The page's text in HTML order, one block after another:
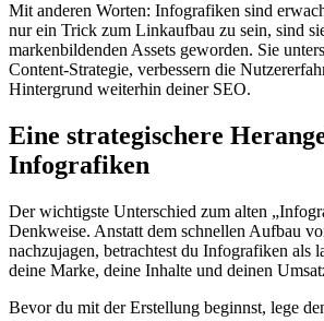
Mit anderen Worten: Infografiken sind
nur ein Trick zum Linkaufbau zu sein, sind
markenbildenden Assets geworden. Sie
Content-Strategie, verbessern die
Hintergrund weiterhin deiner SEO.
Eine strategischere
Infografiken
Der wichtigste Unterschied zum alten
Denkweise. Anstatt dem schnellen Aufbau
nachzujagen, betrachtest du Infografiken als
deine Marke, deine Inhalte und deinen
Bevor du mit der Erstellung beginnst, lege